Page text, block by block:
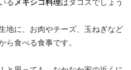
る メキシコ料理はタコスでしょう
地に、お肉やチーズ、玉ねぎなど
ら食べる食事です。